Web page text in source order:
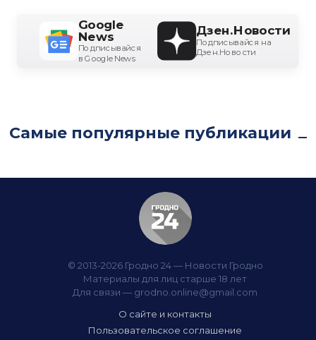
Google
News
Подписывайся
в Google News
Дзен.Новости
Подписывайся на
Дзен.Новости
Самые популярные публикации
© 2013-2026 Гродно 24 — Новости Гродно
Материалы для лиц старше 18 лет
Для связи — grodno.online@gmail.com
О сайте и контакты
Пользовательское соглашение